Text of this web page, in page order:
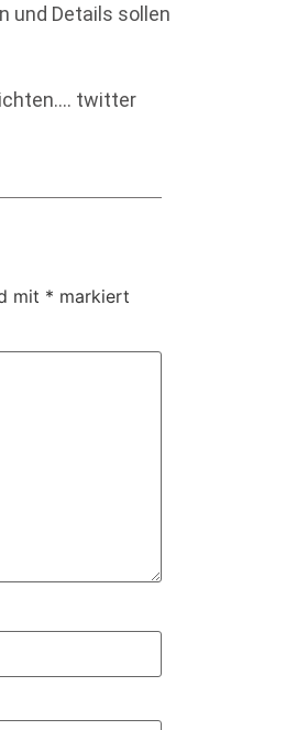
und Details sollen
twitter
mit * markiert